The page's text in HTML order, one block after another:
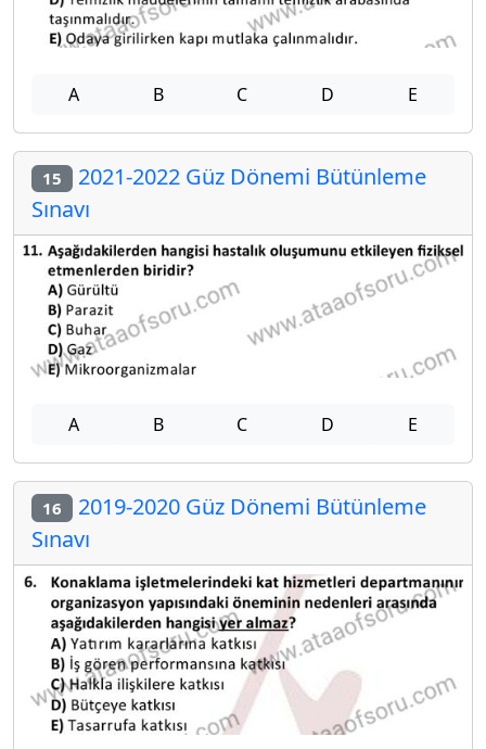
A B C D E
15 2021-2022 Güz Dönemi Bütünleme
Sınavı
A B C D E
16 2019-2020 Güz Dönemi Bütünleme
Sınavı